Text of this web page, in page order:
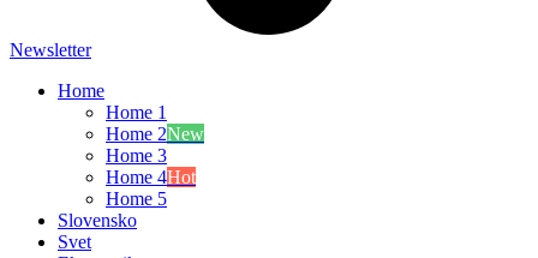
Newsletter
Home
Home 1
Home 2New
Home 3
Home 4Hot
Home 5
Slovensko
Svet